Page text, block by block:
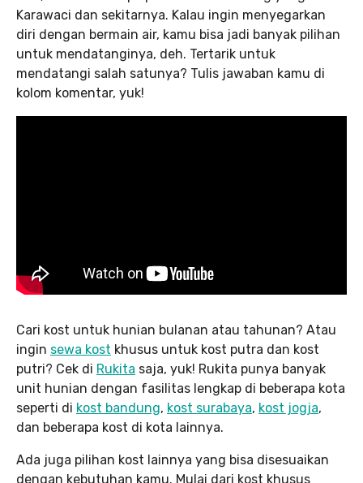
Karawaci dan sekitarnya. Kalau ingin menyegarkan
diri dengan bermain air, kamu bisa jadi banyak pilihan
untuk mendatanginya, deh. Tertarik untuk
mendatangi salah satunya? Tulis jawaban kamu di
kolom komentar, yuk!
Cari kost untuk hunian bulanan atau tahunan? Atau
ingin sewa kost khusus untuk kost putra dan kost
putri? Cek di Rukita saja, yuk! Rukita punya banyak
unit hunian dengan fasilitas lengkap di beberapa kota
seperti di kost bandung, kost surabaya, kost jogja,
dan beberapa kost di kota lainnya.
Ada juga pilihan kost lainnya yang bisa disesuaikan
dengan kebutuhan kamu. Mulai dari kost khusus